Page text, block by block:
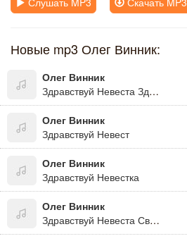
Новые mp3 Олег Винник:
Олег Винник
Здравствуй Невеста Здраствуй Красива
Олег Винник
Здравствуй Невест
Олег Винник
Здравствуй Невестка
Олег Винник
Здравствуй Невеста Свадьба